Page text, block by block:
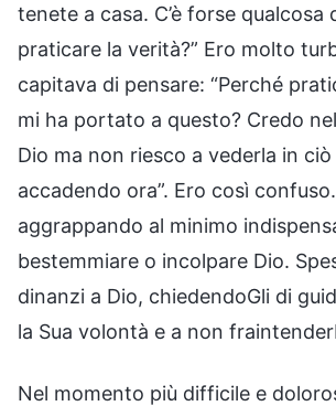
tenete a casa. C’è forse qualcosa
praticare la verità?” Ero molto
capitava di pensare: “Perché
mi ha portato a questo? Credo
Dio ma non riesco a vederla in
accadendo ora”. Ero così
aggrappando al minimo
bestemmiare o incolpare Dio.
dinanzi a Dio, chiedendoGli di
la Sua volontà e a non
Nel momento più difficile e